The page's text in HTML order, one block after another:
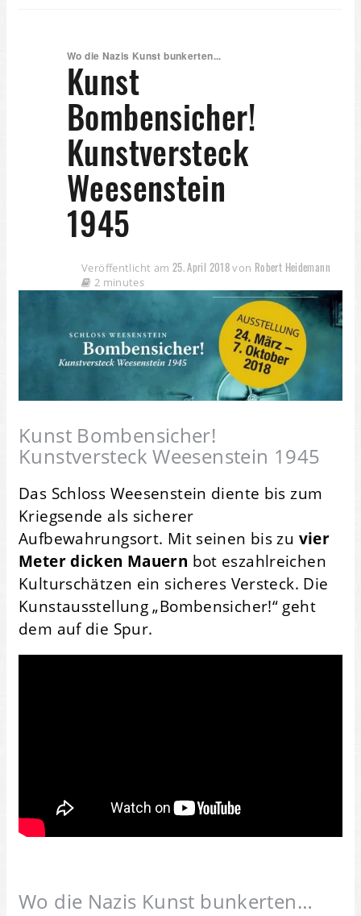
Wo die Nazis Kunst bunkerten...
Kunst
Bombensicher!
Kunstversteck
Weesenstein
1945
Veröffentlicht am 25. April 2018von Robert Heidemann
2 minutes
Kunst Bombensicher!
Kunstversteck Weesenstein 1945
Das Schloss Weesenstein diente bis zum
Kriegsende als sicherer
Aufbewahrungsort. Mit seinen bis zu vier
Meter dicken Mauern bot eszahlreichen
Kulturschätzen ein sicheres Versteck. Die
Kunstausstellung „Bombensicher!“ geht
dem auf die Spur.
Wo die Nazis Kunst bunkerten…